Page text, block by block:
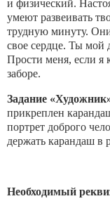
и физический.
умеют развеивать
трудную минуту.
свое сердце. Ты мой
Прости меня, если я
заборе.
Задание
прикреплен
портрет доброго
держать карандаш в
Необходимый